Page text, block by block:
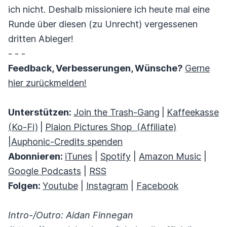
ich nicht. Deshalb missioniere ich heute mal eine
Runde über diesen (zu Unrecht) vergessenen
dritten Ableger!
- - -
Feedback, Verbesserungen, Wünsche? Gerne
hier zurückmelden!
Unterstützen: Join the Trash-Gang
Kaffeekasse
(Ko-Fi)
Plaion Pictures Shop (Affiliate)
Auphonic-Credits spenden
Abonnieren: iTunes Spotify Amazon Music
Google Podcasts
RSS
Folgen: Youtube Instagram Facebook
Intro-/Outro: Aidan Finnegan